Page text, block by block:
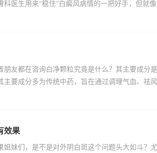
科医生用来“稳住”白癜风病情的一把好手，但就
朋友都在咨询白净颗粒究竟是什么？其主要成分
要成分多为传统中药，旨在通过调理气血、祛
效果
姐妹们，是不是对外阴白斑这个问题头大如斗？